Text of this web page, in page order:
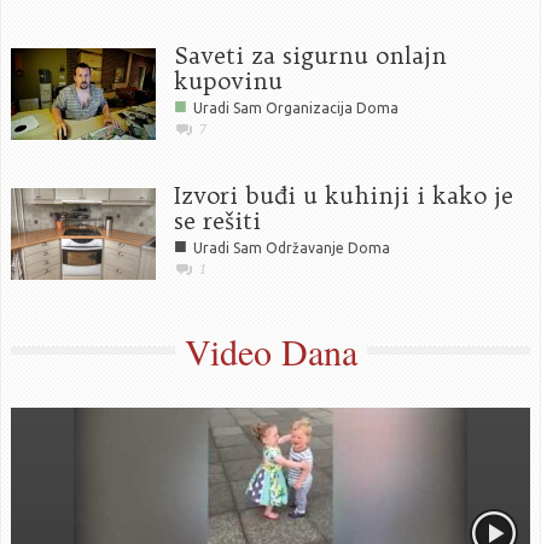
Saveti za sigurnu onlajn
kupovinu
■ Uradi Sam Organizacija Doma
7
Izvori buđi u kuhinji i kako je
se rešiti
■ Uradi Sam Održavanje Doma
1
Video Dana